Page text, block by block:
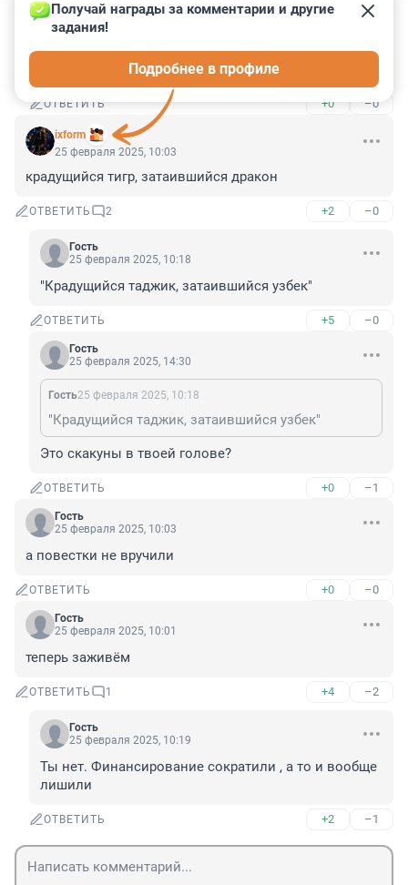
Новый боевик : "Крадущийся таджик, затаившийся узбек"
Ты заблуждаешься, национальности никто не
ОТВЕТИТЬ +0 –0
ixform
Получай награды за комментарии и другие
задания!
Подробнее в профиле
25 февраля 2025, 10:03
крадущийся тигр, затаившийся дракон
ОТВЕТИТЬ 2 +2 –0
Гость
25 февраля 2025, 10:18
"Крадущийся таджик, затаившийся узбек"
ОТВЕТИТЬ +5 –0
Гость
25 февраля 2025, 14:30
Гость25 февраля 2025, 10:18
"Крадущийся таджик, затаившийся узбек"
Это скакуны в твоей голове?
ОТВЕТИТЬ +0 –1
Гость
25 февраля 2025, 10:03
а повестки не вручили
ОТВЕТИТЬ +0 –0
Гость
25 февраля 2025, 10:01
теперь заживём
ОТВЕТИТЬ 1 +4 –2
Гость
25 февраля 2025, 10:19
Ты нет. Финансирование сократили , а то и вообще
лишили
ОТВЕТИТЬ +2 –1